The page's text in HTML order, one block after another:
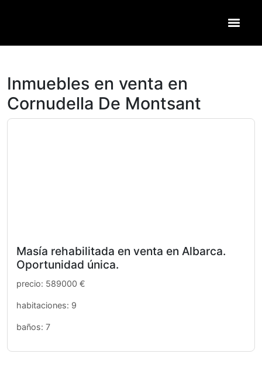
Inmuebles en venta en
Cornudella De Montsant
Masía rehabilitada en venta en Albarca.
Oportunidad única.
precio: 589000 €
habitaciones: 9
baños: 7